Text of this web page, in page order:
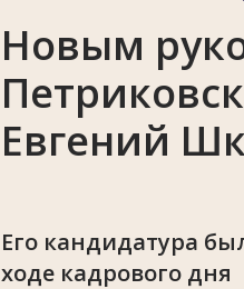
Новым
Евгений
Его кандидатура
ходе кадрового дня